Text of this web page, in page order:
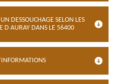
DESSOUCHAGE SELON LES
D AURAY DANS LE 56400